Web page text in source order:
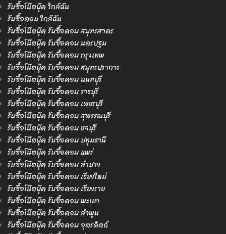
รับซื้อโน๊ตบุ๊ค ใกล้ฉัน
รับซื้อคอม ใกล้ฉัน
รับซื้อโน๊ตบุ๊ค รับซื้อคอม สมุทรสาคร
รับซื้อโน๊ตบุ๊ค รับซื้อคอม นครปฐม
รับซื้อโน๊ตบุ๊ค รับซื้อคอม กรุงเทพ
รับซื้อโน๊ตบุ๊ค รับซื้อคอม สมุทรปราการ
รับซื้อโน๊ตบุ๊ค รับซื้อคอม นนทบุรี
รับซื้อโน๊ตบุ๊ค รับซื้อคอม ราชบุรี
รับซื้อโน๊ตบุ๊ค รับซื้อคอม เพชรบุรี
รับซื้อโน๊ตบุ๊ค รับซื้อคอม สุพรรณบุรี
รับซื้อโน๊ตบุ๊ค รับซื้อคอม ชลบุรี
รับซื้อโน๊ตบุ๊ค รับซื้อคอม ปทุมธานี
รับซื้อโน๊ตบุ๊ค รับซื้อคอม แพร่
รับซื้อโน๊ตบุ๊ค รับซื้อคอม ลำปาง
รับซื้อโน๊ตบุ๊ค รับซื้อคอม เชียงใหม่
รับซื้อโน๊ตบุ๊ค รับซื้อคอม เชียงราย
รับซื้อโน๊ตบุ๊ค รับซื้อคอม พะเยา
รับซื้อโน๊ตบุ๊ค รับซื้อคอม ลำพูน
รับซื้อโน๊ตบุ๊ค รับซื้อคอม อุตรดิตถ์